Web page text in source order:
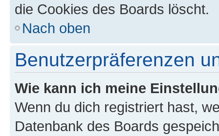
die Cookies des Boards löscht.
Nach oben
Benutzerpräferenzen
Wie kann ich meine
Wenn du dich registriert hast,
Datenbank des Boards